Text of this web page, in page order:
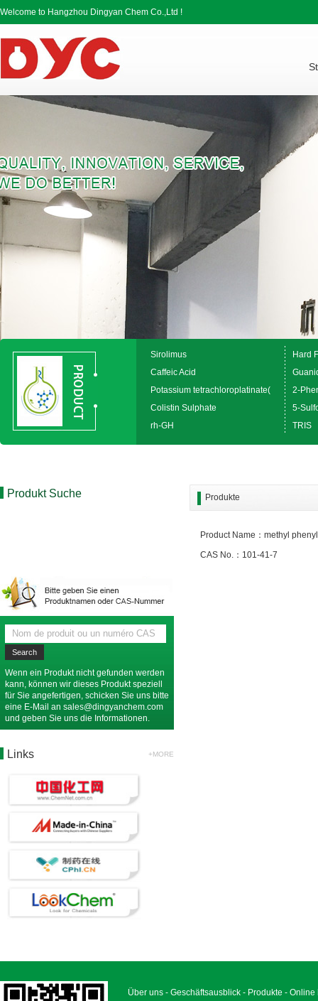
Welcome to Hangzhou Dingyan Chem Co.,Ltd !
Sirolimus
Hard
Caffeic Acid
Potassium tetrachloroplatinate(
2-
Colistin Sulphate
5-
rh-GH
TRIS
Produkt Suche
Wenn ein Produkt nicht gefunden werden
kann, können wir dieses Produkt speziell
für Sie angefertigen, schicken Sie uns bitte
eine E-Mail an sales@dingyanchem.com
und geben Sie uns die Informationen.
Links +MORE
Produkte
Product Name：methyl
CAS No.：101-41-7
Über uns - Geschäftsausblick - Produkte - Online